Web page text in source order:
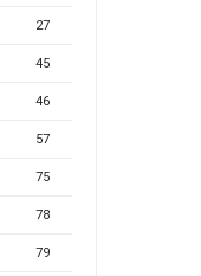
27
45
46
57
75
78
79